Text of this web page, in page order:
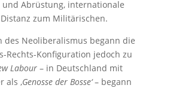
Abrüstung, internationale
zum Militärischen.
des Neoliberalismus begann die
Rechts-Konfiguration jedoch zu
Labour– in Deutschland mit
als ‚Genosse der Bosse‘– begann